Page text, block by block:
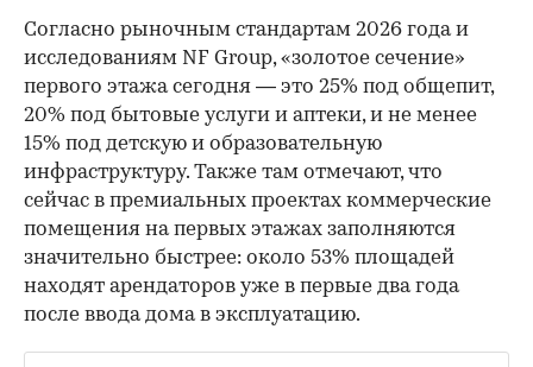
Согласно рыночным стандартам 2026 года и
исследованиям NF Group, «золотое сечение»
первого этажа сегодня — это 25% под общепит,
20% под бытовые услуги и аптеки, и не менее
15% под детскую и образовательную
инфраструктуру. Также там отмечают, что
сейчас в премиальных проектах коммерческие
помещения на первых этажах заполняются
значительно быстрее: около 53% площадей
находят арендаторов уже в первые два года
после ввода дома в эксплуатацию.